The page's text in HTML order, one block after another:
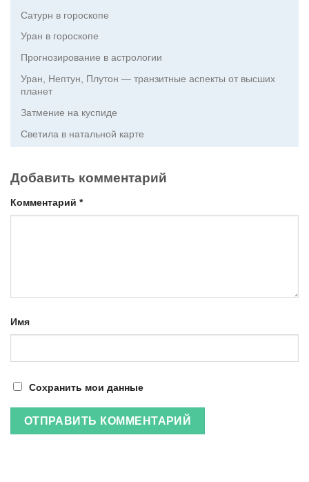
Сатурн в гороскопе
Уран в гороскопе
Прогнозирование в астрологии
Уран, Нептун, Плутон — транзитные аспекты от высших
планет
Затмение на куспиде
Светила в натальной карте
Добавить комментарий
Комментарий *
Имя
Сохранить мои данные